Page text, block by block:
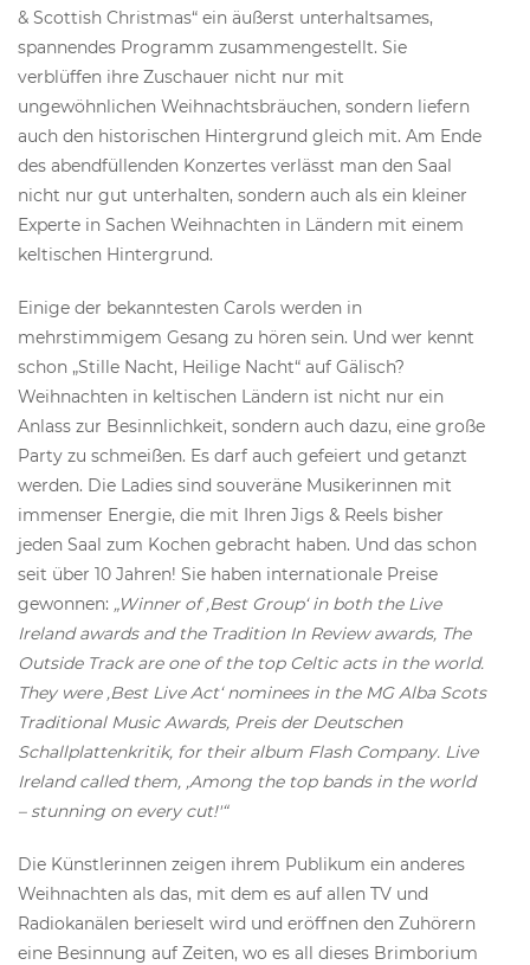
& Scottish Christmas“ ein äußerst unterhaltsames,
spannendes Programm zusammengestellt. Sie
verblüffen ihre Zuschauer nicht nur mit
ungewöhnlichen Weihnachtsbräuchen, sondern liefern
auch den historischen Hintergrund gleich mit. Am Ende
des abendfüllenden Konzertes verlässt man den Saal
nicht nur gut unterhalten, sondern auch als ein kleiner
Experte in Sachen Weihnachten in Ländern mit einem
keltischen Hintergrund.
Einige der bekanntesten Carols werden in
mehrstimmigem Gesang zu hören sein. Und wer kennt
schon „Stille Nacht, Heilige Nacht“ auf Gälisch?
Weihnachten in keltischen Ländern ist nicht nur ein
Anlass zur Besinnlichkeit, sondern auch dazu, eine große
Party zu schmeißen. Es darf auch gefeiert und getanzt
werden. Die Ladies sind souveräne Musikerinnen mit
immenser Energie, die mit Ihren Jigs & Reels bisher
jeden Saal zum Kochen gebracht haben. Und das schon
seit über 10 Jahren! Sie haben internationale Preise
gewonnen: „Winner of ‚Best Group‘ in both the Live
Ireland awards and the Tradition In Review awards, The
Outside Track are one of the top Celtic acts in the world.
They were ‚Best Live Act‘ nominees in the MG Alba Scots
Traditional Music Awards, Preis der Deutschen
Schallplattenkritik, for their album Flash Company. Live
Ireland called them, ‚Among the top bands in the world
– stunning on every cut!'“
Die Künstlerinnen zeigen ihrem Publikum ein anderes
Weihnachten als das, mit dem es auf allen TV und
Radiokanälen berieselt wird und eröffnen den Zuhörern
eine Besinnung auf Zeiten, wo es all dieses Brimborium